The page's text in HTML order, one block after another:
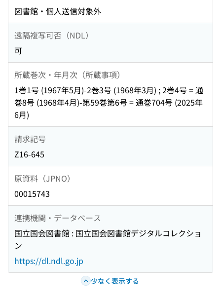
図書館・個人送信対象外
遠隔複写可否（NDL）
可
所蔵巻次・年月次（所蔵事項）
1巻1号 (1967年5月)-2巻3号 (1968年3月) ; 2巻4号 = 通
巻8号 (1968年4月)-第59巻第6号 = 通巻704号 (2025年
6月)
請求記号
Z16-645
原資料（JPNO）
00015743
連携機関・データベース
国立国会図書館 : 国立国会図書館デジタルコレクショ
ン
https://dl.ndl.go.jp
少なく表示する